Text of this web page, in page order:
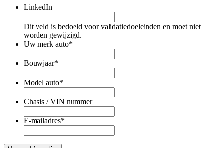
LinkedIn
Dit veld is bedoeld voor validatiedoeleinden en moet niet
worden gewijzigd.
Uw merk auto*
Bouwjaar*
Model auto*
Chasis / VIN nummer
E-mailadres*